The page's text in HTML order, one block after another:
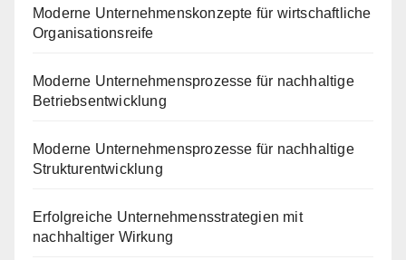
Moderne Unternehmenskonzepte für wirtschaftliche
Organisationsreife
Moderne Unternehmensprozesse für nachhaltige
Betriebsentwicklung
Moderne Unternehmensprozesse für nachhaltige
Strukturentwicklung
Erfolgreiche Unternehmensstrategien mit
nachhaltiger Wirkung